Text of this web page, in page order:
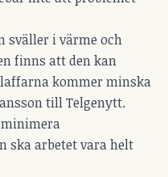
sväller i värme och
finns att den kan
kommer minska
till Telgenytt.
ska arbetet vara helt